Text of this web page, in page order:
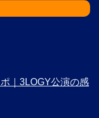
｜3LOGY公演の感